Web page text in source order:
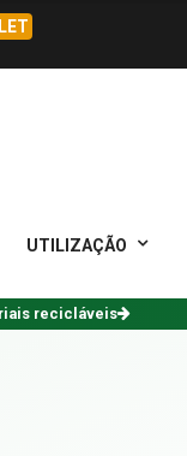
UTILIZAÇÃO
recicláveis